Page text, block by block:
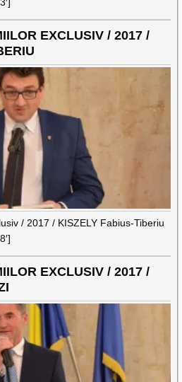
EXCLUSIV / 2017 /
/ 2017 / KISZELY Fabius-Tiberiu
EXCLUSIV / 2017 /